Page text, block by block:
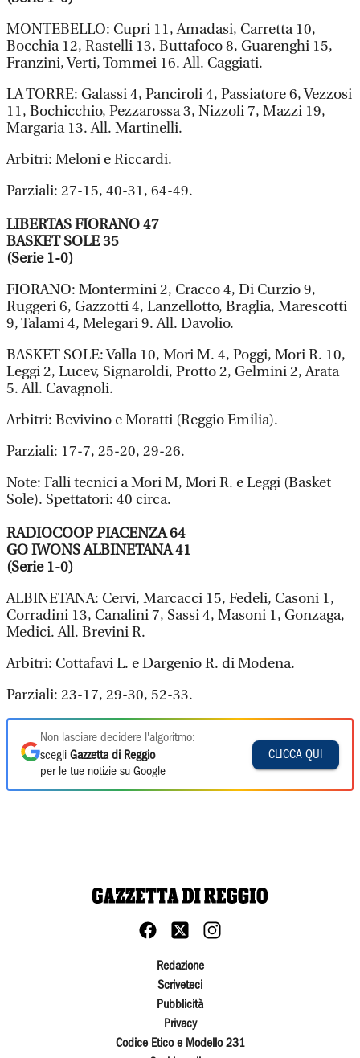
MONTEBELLO: Cupri 11, Amadasi, Carretta 10,
Bocchia 12, Rastelli 13, Buttafoco 8, Guarenghi 15,
Franzini, Verti, Tommei 16. All. Caggiati.
LA TORRE: Galassi 4, Panciroli 4, Passiatore 6, Vezzosi
11, Bochicchio, Pezzarossa 3, Nizzoli 7, Mazzi 19,
Margaria 13. All. Martinelli.
Arbitri: Meloni e Riccardi.
Parziali: 27-15, 40-31, 64-49.
LIBERTAS FIORANO 47
BASKET SOLE 35
(Serie 1-0)
FIORANO: Montermini 2, Cracco 4, Di Curzio 9,
Ruggeri 6, Gazzotti 4, Lanzellotto, Braglia, Marescotti
9, Talami 4, Melegari 9. All. Davolio.
BASKET SOLE: Valla 10, Mori M. 4, Poggi, Mori R. 10,
Leggi 2, Lucev, Signaroldi, Protto 2, Gelmini 2, Arata
5. All. Cavagnoli.
Arbitri: Bevivino e Moratti (Reggio Emilia).
Parziali: 17-7, 25-20, 29-26.
Note: Falli tecnici a Mori M, Mori R. e Leggi (Basket
Sole). Spettatori: 40 circa.
RADIOCOOP PIACENZA 64
GO IWONS ALBINETANA 41
(Serie 1-0)
ALBINETANA: Cervi, Marcacci 15, Fedeli, Casoni 1,
Corradini 13, Canalini 7, Sassi 4, Masoni 1, Gonzaga,
Medici. All. Brevini R.
Arbitri: Cottafavi L. e Dargenio R. di Modena.
Parziali: 23-17, 29-30, 52-33.
Non lasciare decidere l'algoritmo:
scegli Gazzetta di Reggio
per le tue notizie su Google
CLICCA QUI
Redazione
Scriveteci
Pubblicità
Privacy
Codice Etico e Modello 231